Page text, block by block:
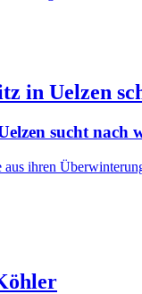
in Uelzen
sucht nach
ihren